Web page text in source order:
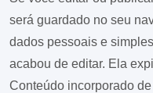
será guardado no seu
dados pessoais e
acabou de editar. Ela
Conteúdo incorporado